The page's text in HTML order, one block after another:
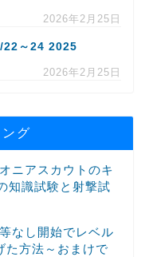
2026年2月25日
22～24 2025
2026年2月25日
グ
ニアスカウトのキ
知識試験と射撃試
なし開始でレベル
た方法～おまけで